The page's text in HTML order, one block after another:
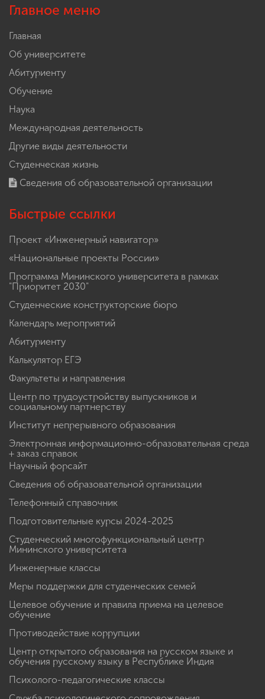
Главное меню
Главная
Об университете
Абитуриенту
Обучение
Наука
Международная деятельность
Другие виды деятельности
Студенческая жизнь
Сведения об образовательной организации
Быстрые ссылки
Проект «Инженерный навигатор»
«Национальные проекты России»
Программа Мининского университета в рамках
"Приоритет 2030"
Студенческие конструкторские бюро
Календарь мероприятий
Абитуриенту
Калькулятор ЕГЭ
Факультеты и направления
Центр по трудоустройству выпускников и
социальному партнерству
Институт непрерывного образования
Электронная информационно-образовательная среда
+ заказ справок
Научный форсайт
Сведения об образовательной организации
Телефонный справочник
Подготовительные курсы 2024-2025
Студенческий многофункциональный центр
Мининского университета
Инженерные классы
Меры поддержки для студенческих семей
Целевое обучение и правила приема на целевое
обучение
Противодействие коррупции
Центр открытого образования на русском языке и
обучения русскому языку в Республике Индия
Психолого-педагогические классы